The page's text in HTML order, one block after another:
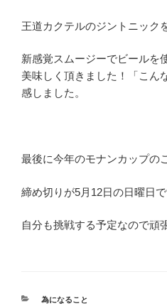
王道カクテルのジントニック
新感覚スムージーでビールを
美味しく頂きました！「こん
感しました。
最後に今年のモナンカップの
締め切りが5月12日の日曜日で
自分も挑戦する予定なので頑
カ
為になること